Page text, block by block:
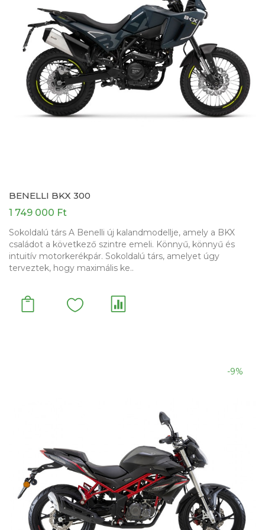
BENELLI BKX 300
1 749 000 Ft
Sokoldalú társ A Benelli új kalandmodellje, amely a BKX
családot a következő szintre emeli. Könnyű, könnyű és
intuitív motorkerékpár. Sokoldalú társ, amelyet úgy
terveztek, hogy maximális ke..
-9%